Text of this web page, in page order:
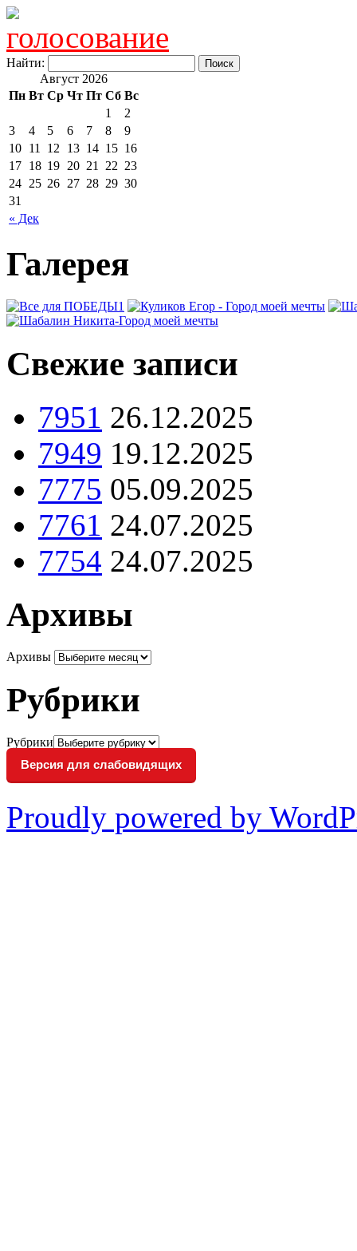
Найти:
Август 2026
Пн Вт Ср Чт Пт Сб Вс
« Дек
1
2
3
4 5 6 7 8
9
10 11 12 13 14 15 16
17 18 19 20 21 22 23
24 25 26 27 28 29 30
31
Галерея
Свежие записи
7951 26.12.2025
7949 19.12.2025
7775 05.09.2025
7761 24.07.2025
7754 24.07.2025
Архивы
Архивы
Рубрики
Рубрики
Версия для слабовидящих
Proudly powered by